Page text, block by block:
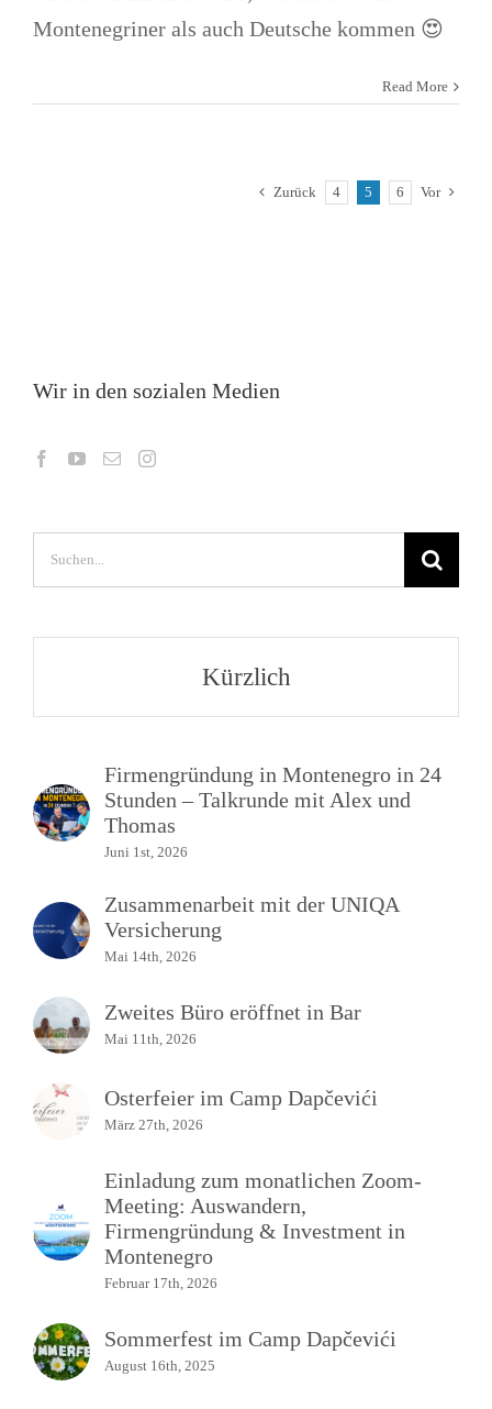
Montenegriner als auch Deutsche kommen 😍
Read More
Zurück 4 5 6 Vor
Wir in den sozialen Medien
Suche
nach:
Kürzlich
Firmengründung in Montenegro in 24
Stunden – Talkrunde mit Alex und
Thomas
Juni 1st, 2026
Zusammenarbeit mit der UNIQA
Versicherung
Mai 14th, 2026
Zweites Büro eröffnet in Bar
Mai 11th, 2026
Osterfeier im Camp Dapčevići
März 27th, 2026
Einladung zum monatlichen Zoom-
Meeting: Auswandern,
Firmengründung & Investment in
Montenegro
Februar 17th, 2026
Sommerfest im Camp Dapčevići
August 16th, 2025